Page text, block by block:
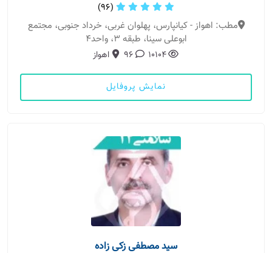
(96)
مطب: اهواز - کیانپارس، پهلوان غربی، خرداد جنوبی، مجتمع
ابوعلی سینا، طبقه 3، واحد4
10104
96 اهواز
نمایش پروفایل
سید مصطفی زکی زاده